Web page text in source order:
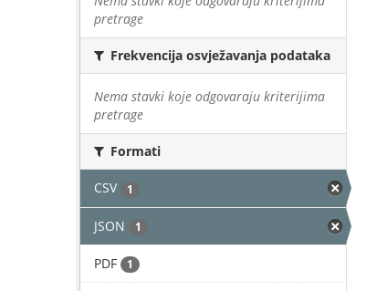
pretrage
Frekvencija osvježavanja podataka
Nema stavki koje odgovaraju kriterijima
pretrage
Formati
CSV 1
JSON 1
PDF 1